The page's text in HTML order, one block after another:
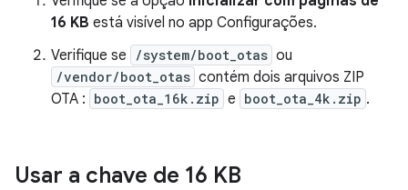
16 KB está visível no app Configurações.
Verifique se
/system/boot_otas ou
/vendor/boot_otas contém dois arquivos ZIP
OTA : boot_ota_16k.zip e boot_ota_4k.zip .
Usar a chave de 16 KB